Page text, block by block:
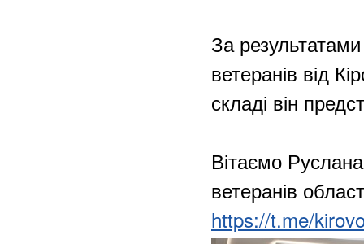
За
ветеранів від
складі він
Вітаємо
ветеранів
https://t.me/